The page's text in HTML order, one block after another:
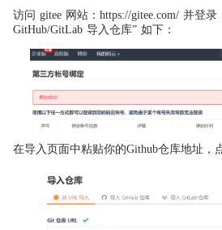
访问 gitee 网站：https://gitee.com/ 并登录
GitHub/GitLab 导入仓库” 如下：
在导入页面中粘贴你的Github仓库地址，